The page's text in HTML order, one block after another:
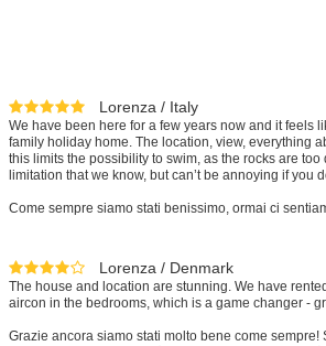
Lorenza / Italy
We have been here for a few years now and it feels
family holiday home. The location, view, everything
this limits the possibility to swim, as the rocks are
limitation that we know, but can’t be annoying if you
Come sempre siamo stati benissimo, ormai ci
elettrica sarebbe meglio
Lorenza / Denmark
The house and location are stunning. We have
aircon in the bedrooms, which is a game changer -
Grazie ancora siamo stati molto bene come